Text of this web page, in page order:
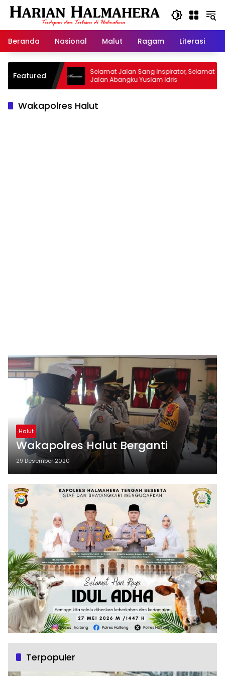
Langsung
Beranda
Nasional Malut Ragam Literasi
Featured
Warisan
Selamat Jalan Sang Inspirator, Selamat
Jalan Abangku Yuslam Idris
Wakapolres Halut
Halut
Wakapolres Halut Berganti
29 Desember 2020
Terpopuler